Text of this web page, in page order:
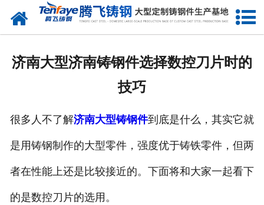
网站首页
生产能力
济南大型济南铸钢件选择数控刀片时的
技巧
很多人不了解济南大型铸钢件到底是什么，其实它就
是用铸钢制作的大型零件，强度优于铸铁零件，但两
者在性能上还是比较接近的。下面将和大家一起看下
的是数控刀片的选用。